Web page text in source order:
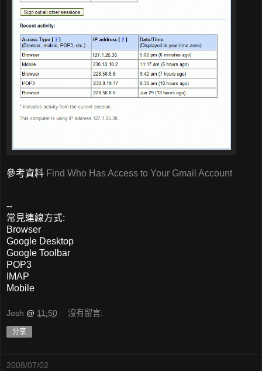
參考資料 Find Who Has Access to Your Gmail Account
--
常見連線方式:
Browser
Google Desktop
Google Toolbar
POP3
IMAP
Mobile
Josh @ 11:50 沒有留言:
分享
2008/07/02